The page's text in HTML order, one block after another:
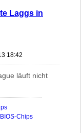
Laggs in
18:42
läuft nicht
Chips